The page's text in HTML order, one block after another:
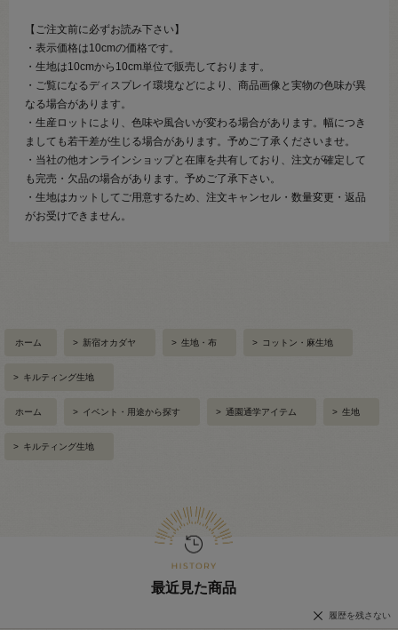
【ご注文前に必ずお読み下さい】
・表示価格は10cmの価格です。
・生地は10cmから10cm単位で販売しております。
・ご覧になるディスプレイ環境などにより、商品画像と実物の色味が異
なる場合があります。
・生産ロットにより、色味や風合いが変わる場合があります。幅につき
ましても若干差が生じる場合があります。予めご了承くださいませ。
・当社の他オンラインショップと在庫を共有しており、注文が確定して
も完売・欠品の場合があります。予めご了承下さい。
・生地はカットしてご用意するため、注文キャンセル・数量変更・返品
がお受けできません。
ホーム > 新宿オカダヤ > 生地・布 > コットン・麻生地
> キルティング生地
ホーム > イベント・用途から探す > 通園通学アイテム > 生地
> キルティング生地
最近見た商品
履歴を残さない